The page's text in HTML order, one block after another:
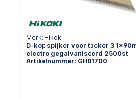
Merk: Hikoki
D-kop spijker voor tacker 3
electro gegalvaniseerd 2500st
Artikelnummer: GH01700